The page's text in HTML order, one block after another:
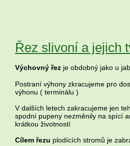
Řez slivoní a jejich
Výchovný řez je obdobný jako u
Postraní výhony zkracujeme pro
výhonu ( terminálu )
V dalších letech zakracujeme jen
spodní pupeny nezměnily na spící
krátkou životností
Cílem řezu plodících stromů je